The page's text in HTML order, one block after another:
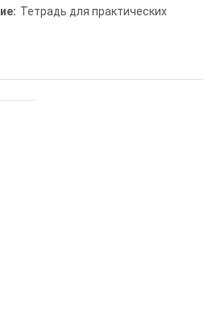
Тетрадь для практических